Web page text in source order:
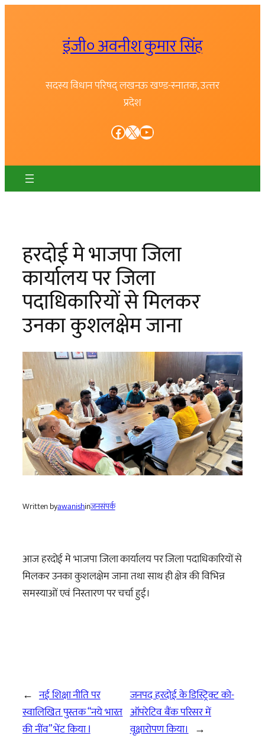
इंजी० अवनीश कुमार सिंह
सदस्य विधान परिषद् लखनऊ खण्ड-स्नातक, उत्त्तर
प्रदेश
Facebook X YouTube
हरदोई मे भाजपा जिला
कार्यालय पर जिला
पदाधिकारियों से मिलकर
उनका कुशलक्षेम जाना
Written byawanishinजनसंपर्क
आज हरदोई मे भाजपा जिला कार्यालय पर जिला पदाधिकारियों से
मिलकर उनका कुशलक्षेम जाना तथा साथ ही क्षेत्र की विभिन्न
समस्याओं एवं निस्तारण पर चर्चा हुई।
← नई शिक्षा नीति पर
स्वालिखित पुस्तक “नये भारत
की नींव” भेंट किया I
जनपद हरदोई के डिस्ट्रिक्ट को-
ऑपरेटिव बैंक परिसर में
वृक्षारोपण किया। →